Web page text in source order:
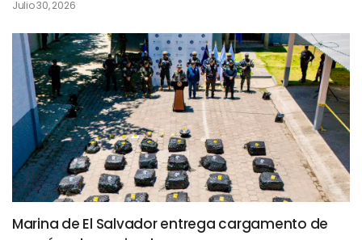
Julio 30, 2026
Marina de El Salvador entrega cargamento de